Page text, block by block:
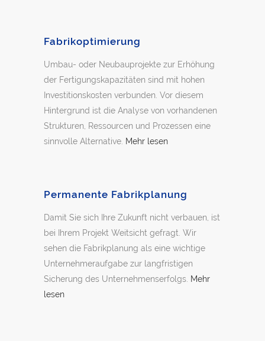
Fabrikoptimierung
Umbau- oder Neubauprojekte zur Erhöhung
der Fertigungskapazitäten sind mit hohen
Investitionskosten verbunden. Vor diesem
Hintergrund ist die Analyse von vorhandenen
Strukturen, Ressourcen und Prozessen eine
sinnvolle Alternative. Mehr lesen
Permanente Fabrikplanung
Damit Sie sich Ihre Zukunft nicht verbauen, ist
bei Ihrem Projekt Weitsicht gefragt. Wir
sehen die Fabrikplanung als eine wichtige
Unternehmeraufgabe zur langfristigen
Sicherung des Unternehmenserfolgs. Mehr
lesen